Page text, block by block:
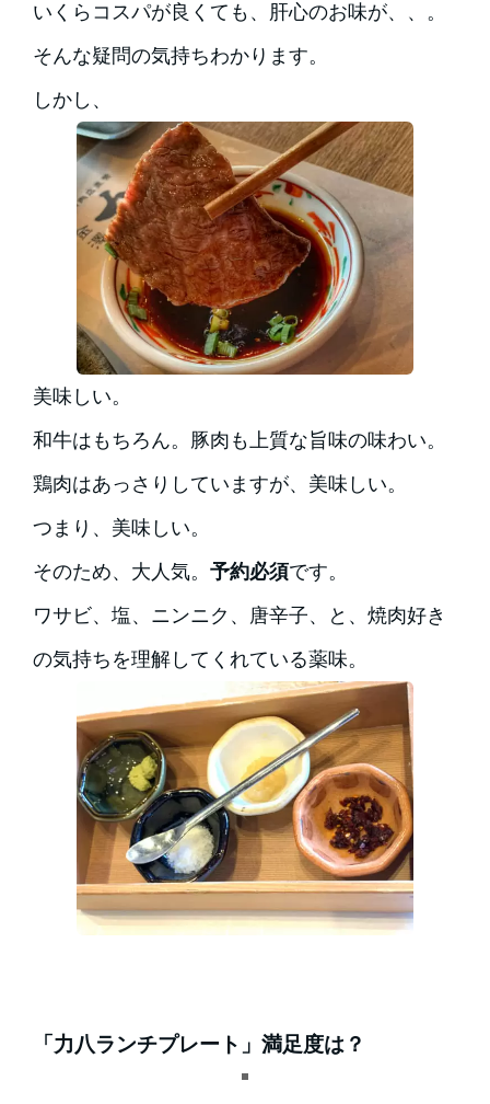
いくらコスパが良くても、肝心のお味が、、。
そんな疑問の気持ちわかります。
しかし、
美味しい。
和牛はもちろん。豚肉も上質な旨味の味わい。
鶏肉はあっさりしていますが、美味しい。
つまり、美味しい。
そのため、大人気。 予約必須です。
ワサビ、塩、ニンニク、唐辛子、と、焼肉好き
の気持ちを理解してくれている薬味。
「力八ランチプレート」満足度は？